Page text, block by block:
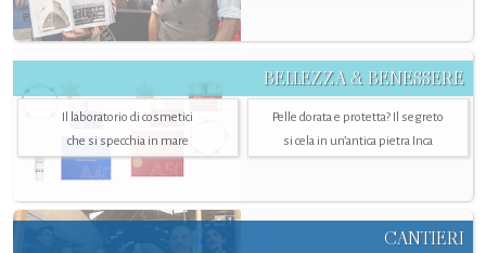
BELLEZZA & BENESSERE
Il laboratorio di cosmetici
che si specchia in mare
Pelle dorata e protetta? Il segreto
si cela in un’antica pietra Inca
CANTIERI